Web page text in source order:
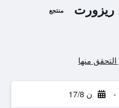
ريزورت منتجع
- ن 17/8